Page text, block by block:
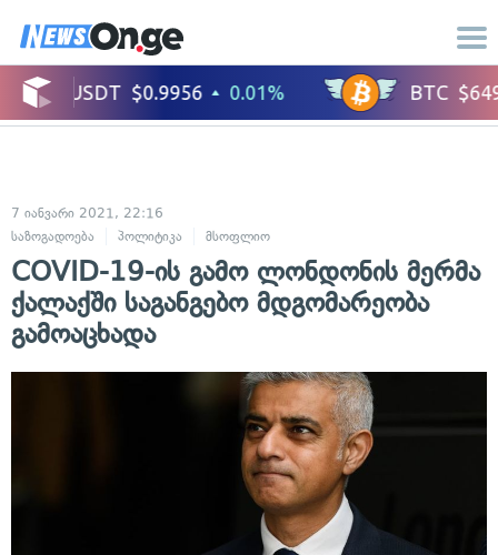
7 იანვარი 2021, 22:16
საზოგადოება
პოლიტიკა მსოფლიო
COVID-19-ის გამო ლონდონის მერმა
ქალაქში საგანგებო მდგომარეობა
გამოაცხადა